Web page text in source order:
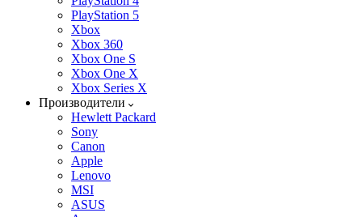
PlayStation 5
Xbox
Xbox 360
Xbox One S
Xbox One X
Xbox Series X
Производители
Hewlett Packard
Sony
Canon
Apple
Lenovo
MSI
ASUS